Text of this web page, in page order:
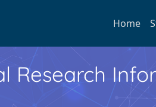
Home
Research